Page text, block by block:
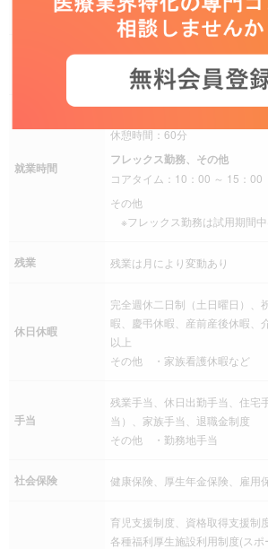
40歳標準 月給：594,000円 年
技術職 、技術職 ／フィールドサ
サイト）
就業時間
休憩時間：60分
フレックス勤務、その他
コアタイム：10：00 ～ 15：00
その他
※フレックス勤務は試用期間中
残業 残業は月により変動あり
休日休暇
完全週休二日制（土日曜日）、
暇、慶弔休暇、産前産後休暇、
以上
その他 ・家族看護休暇など
手当
残業手当、休日出勤手当、住宅
当）、家族手当、退職金制度
その他 ・勤務地手当
社会保険 健康保険、厚生年金保険、雇用
育児支援制度、資格取得支援制
各種福利厚生施設利用制度(ス